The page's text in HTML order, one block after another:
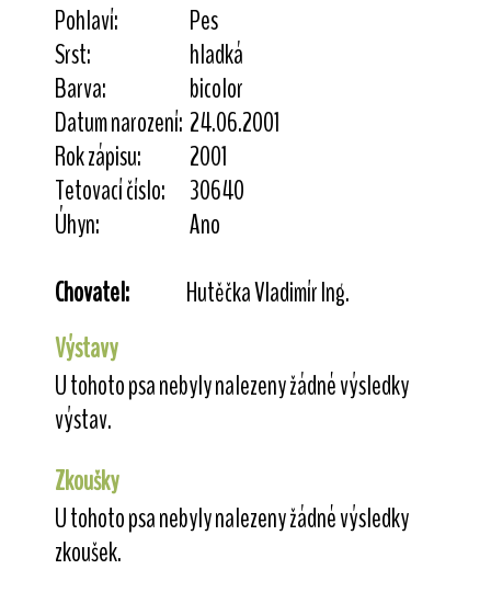
Pohlaví:
Pes
Srst:
hladká
Barva:
bicolor
Datum narození: 24.06.2001
Rok zápisu:
2001
Tetovací číslo:
30640
Úhyn:
Ano
Chovatel:
Hutěčka Vladimír Ing.
Výstavy
U tohoto psa nebyly nalezeny žádné výsledky
výstav.
Zkoušky
U tohoto psa nebyly nalezeny žádné výsledky
zkoušek.